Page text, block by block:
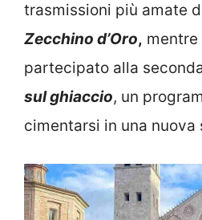
trasmissioni più amate
Zecchino d’Oro, mentre
partecipato alla
sul ghiaccio, un
cimentarsi in una